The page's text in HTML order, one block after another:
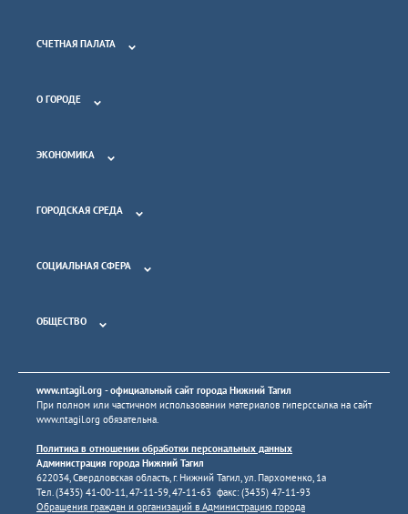
СЧЕТНАЯ ПАЛАТА
О ГОРОДЕ
ЭКОНОМИКА
ГОРОДСКАЯ СРЕДА
СОЦИАЛЬНАЯ СФЕРА
ОБЩЕСТВО
www.ntagil.org - официальный сайт города Нижний Тагил
При полном или частичном использовании материалов гиперссылка на сайт
www.ntagil.org обязательна.
Политика в отношении обработки персональных данных
Администрация города Нижний Тагил
622034, Свердловская область, г. Нижний Тагил, ул. Пархоменко, 1а
Тел. (3435) 41-00-11, 47-11-59, 47-11-63 факс: (3435) 47-11-93
Обращения граждан и организаций в Администрацию города